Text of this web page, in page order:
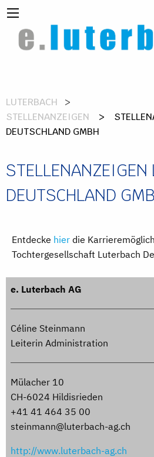
LUTERBACH
STELLENANZEIGEN >
DEUTSCHLAND GMBH
STELLENANZEIGEN
DEUTSCHLAND
Entdecke hier die
Tochtergesellschaft Luterbach
e. Luterbach AG
Céline Steinmann
Leiterin Administration
Mülacher 10
CH-6024 Hildisrieden
+41 41 464 35 00
steinmann@luterbach-ag.ch
http://www.luterbach-ag.ch